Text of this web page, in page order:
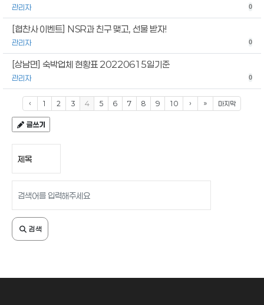
관리자 0
[협찬사 이벤트] NSR과 친구 맺고, 선물 받자!
관리자 0
[상남면] 숙박업체 현황표 20220615일기준
관리자 0
‹ 1 2 3 4 5 6 7 8 9 10 › » 마지막
글쓰기
검색